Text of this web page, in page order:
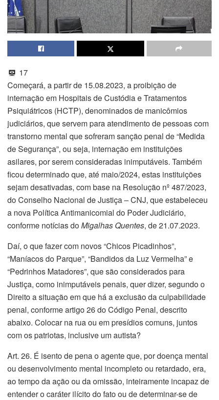
17
Começará, a partir de 15.08.2023, a proibição de
internação em Hospitais de Custódia e Tratamentos
Psiquiátricos (HCTP), denominados de manicômios
judiciários, que servem para atendimento de pessoas com
transtorno mental que sofreram sanção penal de “Medida
de Segurança”, ou seja, internação em instituições
asilares, por serem consideradas inimputáveis. Também
ficou determinado que, até maio/2024, estas instituições
sejam desativadas, com base na Resolução nº 487/2023,
do Conselho Nacional de Justiça – CNJ, que estabeleceu
a nova Política Antimanicomial do Poder Judiciário,
conforme notícias doMigalhas Quentes, de 21.07.2023.
Daí, o que fazer com novos “Chicos Picadinhos”,
“Maníacos do Parque”, “Bandidos da Luz Vermelha” e
“Pedrinhos Matadores”, que são considerados para
Justiça, como inimputáveis penais, quer dizer, segundo o
Direito a situação em que há a exclusão da culpabilidade
penal, conforme artigo 26 do Código Penal, descrito
abaixo. Colocar na rua ou em presídios comuns, juntos
com os patriotas, inclusive um autista?
Art. 26. É isento de pena o agente que, por doença mental
ou desenvolvimento mental incompleto ou retardado, era,
ao tempo da ação ou da omissão, inteiramente incapaz de
entender o caráter ilícito do fato ou de determinar-se de